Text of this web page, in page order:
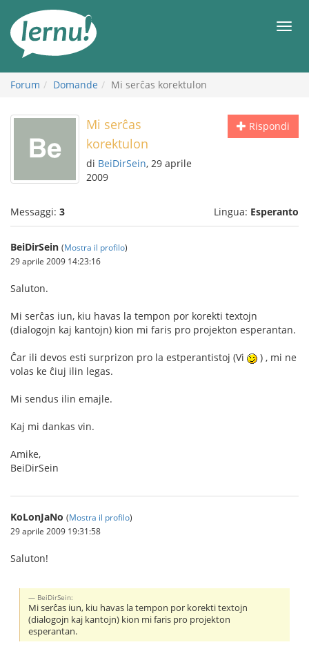
all’indice
Forum Domande Mi serĉas korektulon
Rispondi
Mi serĉas
korektulon
di BeiDirSein, 29 aprile
2009
Messaggi: 3 Lingua: Esperanto
BeiDirSein (Mostra il profilo)
29 aprile 2009 14:23:16
Saluton.
Mi serĉas iun, kiu havas la tempon por korekti textojn
(dialogojn kaj kantojn) kion mi faris pro projekton esperantan.
Ĉar ili devos esti surprizon pro la estperantistoj (Vi
) , mi ne
volas ke ĉiuj ilin legas.
Mi sendus ilin emajle.
Kaj mi dankas vin.
Amike,
BeiDirSein
KoLonJaNo (Mostra il profilo)
29 aprile 2009 19:31:58
Saluton!
BeiDirSein:
Mi serĉas iun, kiu havas la tempon por korekti textojn
(dialogojn kaj kantojn) kion mi faris pro projekton
esperantan.